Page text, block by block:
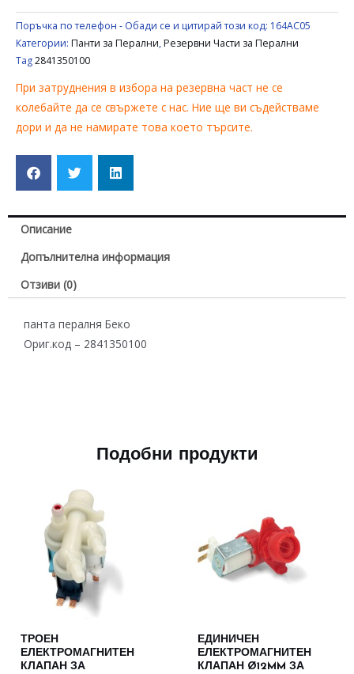
Поръчка по телефон - Обади се и цитирай този код: 164AC05
Категории: Панти за Перални,Резервни Части за Перални
Tag2841350100
При затруднения в избора на резервна част не се
колебайте да се свържете с нас. Ние ще ви съдействаме
дори и да не намирате това което търсите.
Описание
Допълнителна информация
Отзиви (0)
панта пералня Беко
Ориг.код – 2841350100
Подобни продукти
ТРОЕН
ЕЛЕКТРОМАГНИТЕН
КЛАПАН ЗА
ЕДИНИЧЕН
ЕЛЕКТРОМАГНИТЕН
КЛАПАН Ø12MM ЗА